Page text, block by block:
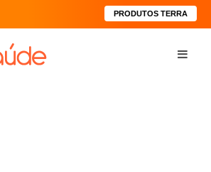
PRODUTOS TERRA